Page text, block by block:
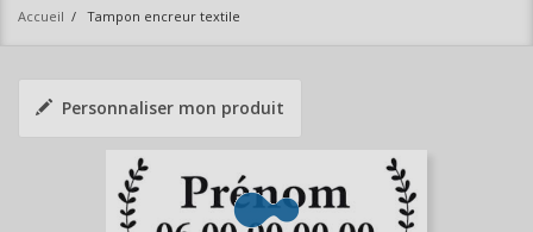
Accueil / Tampon encreur textile
Personnaliser mon produit